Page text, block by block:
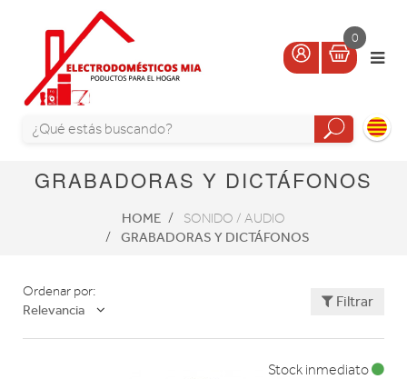
0
GRABADORAS Y DICTÁFONOS
HOME SONIDO / AUDIO
GRABADORAS Y DICTÁFONOS
Ordenar por:
Relevancia
Filtrar
Stock inmediato